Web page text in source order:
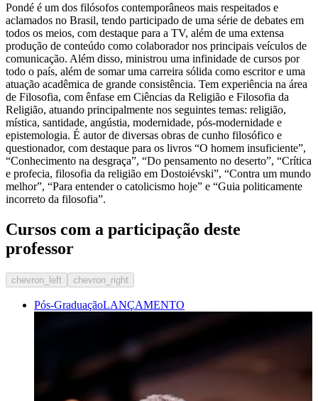
Pondé é um dos filósofos contemporâneos mais respeitados e
aclamados no Brasil, tendo participado de uma série de debates em
todos os meios, com destaque para a TV, além de uma extensa
produção de conteúdo como colaborador nos principais veículos de
comunicação. Além disso, ministrou uma infinidade de cursos por
todo o país, além de somar uma carreira sólida como escritor e uma
atuação acadêmica de grande consistência. Tem experiência na área
de Filosofia, com ênfase em Ciências da Religião e Filosofia da
Religião, atuando principalmente nos seguintes temas: religião,
mística, santidade, angústia, modernidade, pós-modernidade e
epistemologia. É autor de diversas obras de cunho filosófico e
questionador, com destaque para os livros “O homem insuficiente”,
“Conhecimento na desgraça”, “Do pensamento no deserto”, “Crítica
e profecia, filosofia da religião em Dostoiévski”, “Contra um mundo
melhor”, “Para entender o catolicismo hoje” e “Guia politicamente
incorreto da filosofia”.
Cursos com a participação deste
professor
chevron_left chevron_right
Pós-GraduaçãoLANÇAMENTO